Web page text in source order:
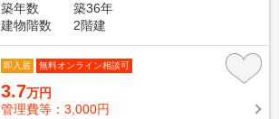
築年数
築36年
建物階数
2階建
即入居 無料オンライン相談可
3.7万円
管理費等：3,000円